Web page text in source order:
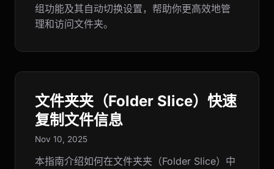
组功能及其自动切换设置，帮助你更高效地管
理和访问文件夹。
文件夹夹（Folder Slice）快速
复制文件信息
Nov 10, 2025
本指南介绍如何在文件夹夹（Folder Slice）中